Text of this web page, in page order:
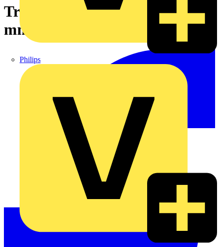
Philips
Tragschiene,spezialgelocht,1000
mm lang,silberfarben